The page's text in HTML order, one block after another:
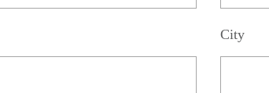
City